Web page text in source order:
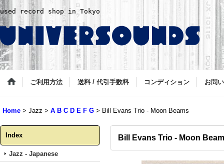
used record shop in Tokyo
ご利用方法 送料 / 代引手数料 コンディション お問
Home > Jazz > A B C D E F G > Bill Evans Trio - Moon Beams
Index
Jazz - Japanese
Bill Evans Trio - Moon